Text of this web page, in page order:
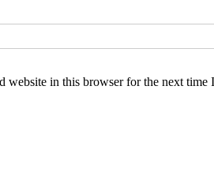
website in this browser for the next time